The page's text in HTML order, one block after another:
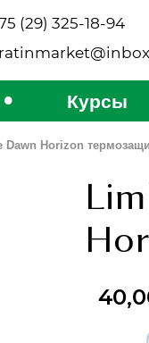
(29) 325-18-94
• Курсы
Dawn Horizon